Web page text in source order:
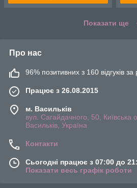
Показати ще
Про нас
96% позитивних з 160 відгуків за
Працює з 26.08.2015
м. Васильків
вул. Сагайдачного, 50, Київська
Васильків, Україна
Контакти
Сьогодні працює з 07:00 до
Показати весь графік роботи